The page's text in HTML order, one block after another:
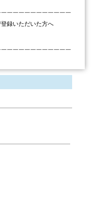
￣￣￣￣￣￣￣￣￣￣￣
録いただいた方へ
￣￣￣￣￣￣￣￣￣￣￣